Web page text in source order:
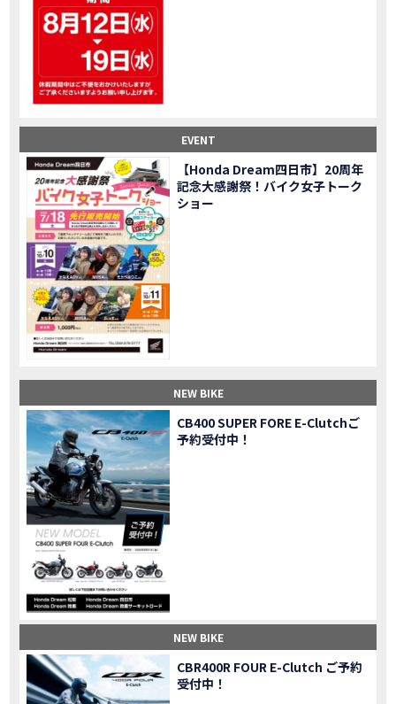
MOVIE 【Monkey125】初めてモンキー！意外な◯◯へ行って来た【三重ホンダヒート】
NEW BIKE 大型ツアラー「Gold Wing Tour」と特別仕様の 「Gold Wing Tour 50th ANNIVERSARY」を 受注期間限定で発売
【三重県】女性ライダーツーリングを満喫しました｜CB1000HORNET CB750HORNET CB650R E-Clutch
MOVIE 【女子ツーの実態】恥ずかしいけど、暴露しました。
MOVIE オイル交換に行ったつもりが…まさかの大出費！？
「CRF250L」「CRF250L＜s＞」のカラーリング設定と 仕様を一部変更し発売
NEW BIKE 軽二輪スーパースポーツモデル「CBR250RR」の カラーバリエーションを変更し発売
MOVIE 【Honda Dream鈴鹿】20周年記念・大感謝祭イベント 大人気バイク女子が大集合・・Honda Dreamさんの人気を探ってきましたスペシャル！！メチャクチャ楽しかったです❤
NEW BIKE PROJECT BIG1 Final Edition CB 1300在庫車あります！
MOVIE 【バイク女子】急遽、愛車とお別れ…ついにあのバイクに乗れた
MOVIE 【バイク女子】オイル交換だけのつもりが、まさかのアレを交換することに！？
EVENT 【Honda Dream 鈴鹿２０周年記念大感謝祭】 多くの方のご来店ありがとうございました！
MOVIE 【CB650R E-Clutch】X-ADVでDCTに5年乗った私が素直にレビュー｜Honda X-ADV
MOVIE 【カブでアクセル全開】女性ライダーで耐久レース参戦！レースだけじゃないサーキットの楽しみ方|Honda supercub
MOVIE 【新型X-ADV】最初のカスタムはこれ！ガラスコーティングもしちゃいました|Honda X-ADV
三重県下 Honda Dream4店舗にて新春キャンペーンを開催
MOVIE 【速報】2025年モデルHonda X-ADV契約しました！新型のどこが凄いかチェックしてきた！
MOVIE 【女子ツーリング】秋の女子ツーリングin鳥羽・伊勢 【Honda Dream 松阪】
NEW BIKE スーパーカブFinal Edition/HELLP KITTY在庫車あります！
MOVIE 【CBR1000RR-R】スーパースポーツバイクで三重県の新スポットを巡る女子ツーリング|Honda CBR1000RRR Rebel1100 500 250
CAMPAIGN 三重県下 Honda Dreamにてレンタルバイクキャンペーン実施中💫
MOVIE 【アフリカツイン】憧れの大型バイクで1泊2日マスツーリング｜三重県〜静岡県｜Honda CL500 AfricaTwin
MOVIE 【女子ツーリング】穴場スポット満載！三重の美味しいもの・パワースポット！【Honda Dream 松阪】
MOVIE 【CBR600RR】憧れのSSバイクで女子ツーリング|三重県 松阪スタート！Honda Rebel250•500
MOVIE 【中級レベル】スクーター乗りの女性ライダーがライティングスクールに潜入【HMS】Honda 400X
MOVIE 【鈴鹿サーキット】ホンダモーターサイクリストスクールを体験してきました【バイク女子】
CAMPAIGN 【買取強化中】乗らないバイクはHonda Dreamへ！
MOVIE 【祝】Honda CL500納車「かなえさんバイク売れました！」連絡があり行ってきました
MOVIE 【シンガーソングライター茉ひるさんご来店】ホンダドリーム四日市
EVENT
【Honda Dream四日市】20周年
記念大感謝祭！バイク女子トーク
ショー
NEW BIKE
CB400 SUPER FORE E-Clutchご
予約受付中！
NEW BIKE
CBR400R FOUR E-Clutch ご予約
受付中！